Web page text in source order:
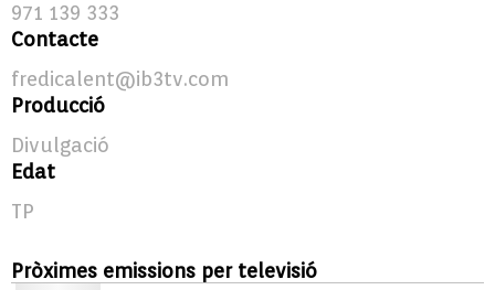
971 139 333
Contacte
fredicalent@ib3tv.com
Producció
Divulgació
Edat
TP
Pròximes emissions per televisió